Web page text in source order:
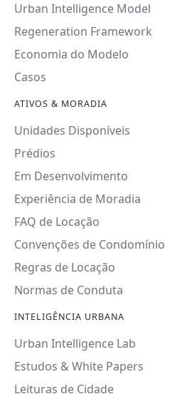
Urban Intelligence Model
Regeneration Framework
Economia do Modelo
Casos
ATIVOS & MORADIA
Unidades Disponíveis
Prédios
Em Desenvolvimento
Experiência de Moradia
FAQ de Locação
Convenções de Condomínio
Regras de Locação
Normas de Conduta
INTELIGÊNCIA URBANA
Urban Intelligence Lab
Estudos & White Papers
Leituras de Cidade